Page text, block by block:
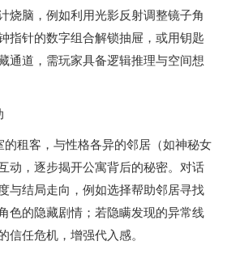
烧脑，例如利用光影反射调整镜子角
指针的数字组合解锁抽屉，或用钥匙
通道，需玩家具备逻辑推理与空间想
的租客，与性格各异的邻居（如神秘女
动，逐步揭开公寓背后的秘密。对话
与结局走向，例如选择帮助邻居寻找
色的隐藏剧情；若隐瞒发现的异常线
信任危机，增强代入感。